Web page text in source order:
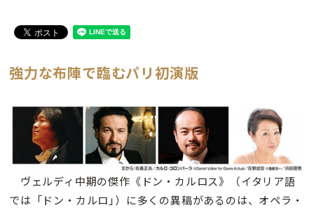
強力な布陣で臨むパリ初演版
ヴェルディ中期の傑作《ドン・カルロス》（イタリア語
では「ドン・カルロ｣）に多くの異稿があるのは、オペラ・